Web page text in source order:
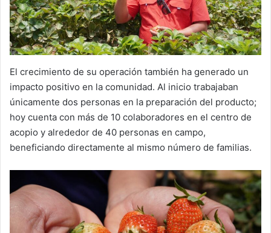
El crecimiento de su operación también ha generado un
impacto positivo en la comunidad. Al inicio trabajaban
únicamente dos personas en la preparación del producto;
hoy cuenta con más de 10 colaboradores en el centro de
acopio y alrededor de 40 personas en campo,
beneficiando directamente al mismo número de familias.